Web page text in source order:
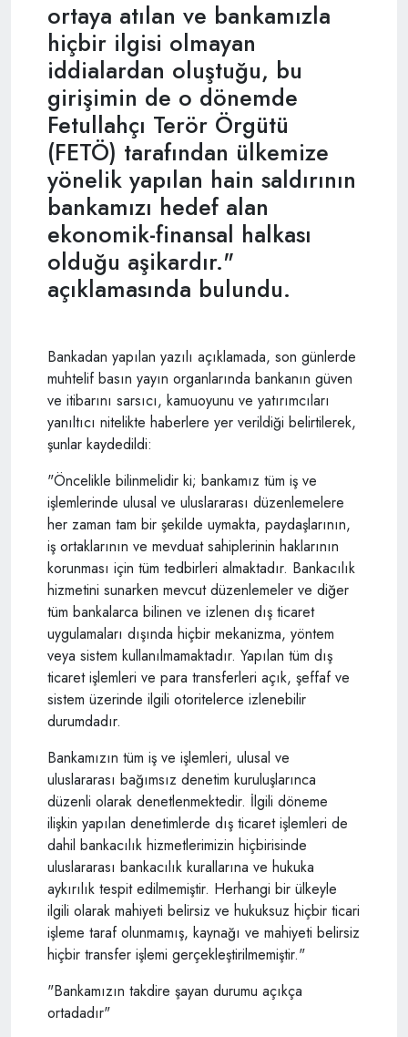
ortaya atılan ve bankamızla
hiçbir ilgisi olmayan
iddialardan oluştuğu, bu
girişimin de o dönemde
Fetullahçı Terör Örgütü
(FETÖ) tarafından ülkemize
yönelik yapılan hain saldırının
bankamızı hedef alan
ekonomik-finansal halkası
olduğu aşikardır."
açıklamasında bulundu.
Bankadan yapılan yazılı açıklamada, son günlerde
muhtelif basın yayın organlarında bankanın güven
ve itibarını sarsıcı, kamuoyunu ve yatırımcıları
yanıltıcı nitelikte haberlere yer verildiği belirtilerek,
şunlar kaydedildi:
"Öncelikle bilinmelidir ki; bankamız tüm iş ve
işlemlerinde ulusal ve uluslararası düzenlemelere
her zaman tam bir şekilde uymakta, paydaşlarının,
iş ortaklarının ve mevduat sahiplerinin haklarının
korunması için tüm tedbirleri almaktadır. Bankacılık
hizmetini sunarken mevcut düzenlemeler ve diğer
tüm bankalarca bilinen ve izlenen dış ticaret
uygulamaları dışında hiçbir mekanizma, yöntem
veya sistem kullanılmamaktadır. Yapılan tüm dış
ticaret işlemleri ve para transferleri açık, şeffaf ve
sistem üzerinde ilgili otoritelerce izlenebilir
durumdadır.
Bankamızın tüm iş ve işlemleri, ulusal ve
uluslararası bağımsız denetim kuruluşlarınca
düzenli olarak denetlenmektedir. İlgili döneme
ilişkin yapılan denetimlerde dış ticaret işlemleri de
dahil bankacılık hizmetlerimizin hiçbirisinde
uluslararası bankacılık kurallarına ve hukuka
aykırılık tespit edilmemiştir. Herhangi bir ülkeyle
ilgili olarak mahiyeti belirsiz ve hukuksuz hiçbir ticari
işleme taraf olunmamış, kaynağı ve mahiyeti belirsiz
hiçbir transfer işlemi gerçekleştirilmemiştir."
"Bankamızın takdire şayan durumu açıkça
ortadadır"